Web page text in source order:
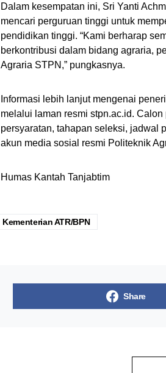
Dalam kesempatan ini, Sri Yanti
mencari perguruan tinggi untuk
pendidikan tinggi. “Kami berharap
berkontribusi dalam bidang agraria,
Agraria STPN,” pungkasnya.
Informasi lebih lanjut mengenai
melalui laman resmi stpn.ac.id.
persyaratan, tahapan seleksi, jadwal
akun media sosial resmi Politeknik
Humas Kantah Tanjabtim
Kementerian ATR/BPN
Share